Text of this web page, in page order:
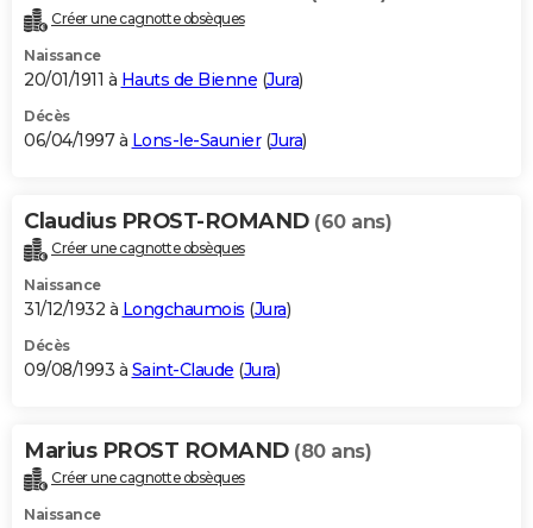
Créer une cagnotte obsèques
Naissance
20/01/1911 à Hauts de Bienne (Jura)
Décès
06/04/1997 à Lons-le-Saunier(Jura)
Claudius PROST-ROMAND (60 ans)
Créer une cagnotte obsèques
Naissance
31/12/1932 à Longchaumois (Jura)
Décès
09/08/1993 à Saint-Claude (Jura)
Marius PROST ROMAND (80 ans)
Créer une cagnotte obsèques
Naissance